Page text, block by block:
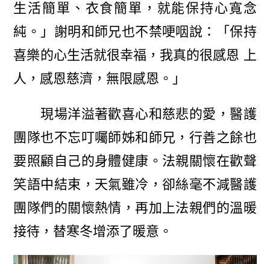
生活簡單、衣食簡單，就能保持心寬念
純。」謝明和師兄也不禁哽咽說：「保持
喜樂的心生活就很幸福，我真的很感恩 上
人，感恩慈濟，無限感恩。」
現場洋溢著歡喜心和慈悲的愛，醫護
團隊也不忘叮囑師姊和師兄，行善之餘也
要照顧自己的身體健康。法親關懷在歡聲
笑語中結束，天氣雖冷，卻絲毫不減醫護
團隊們的關懷熱情，再加上法親們的溫暖
接待，替寒冬增添了暖意。